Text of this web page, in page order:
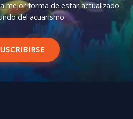
mejor forma de estar actualizado
del acuarismo.